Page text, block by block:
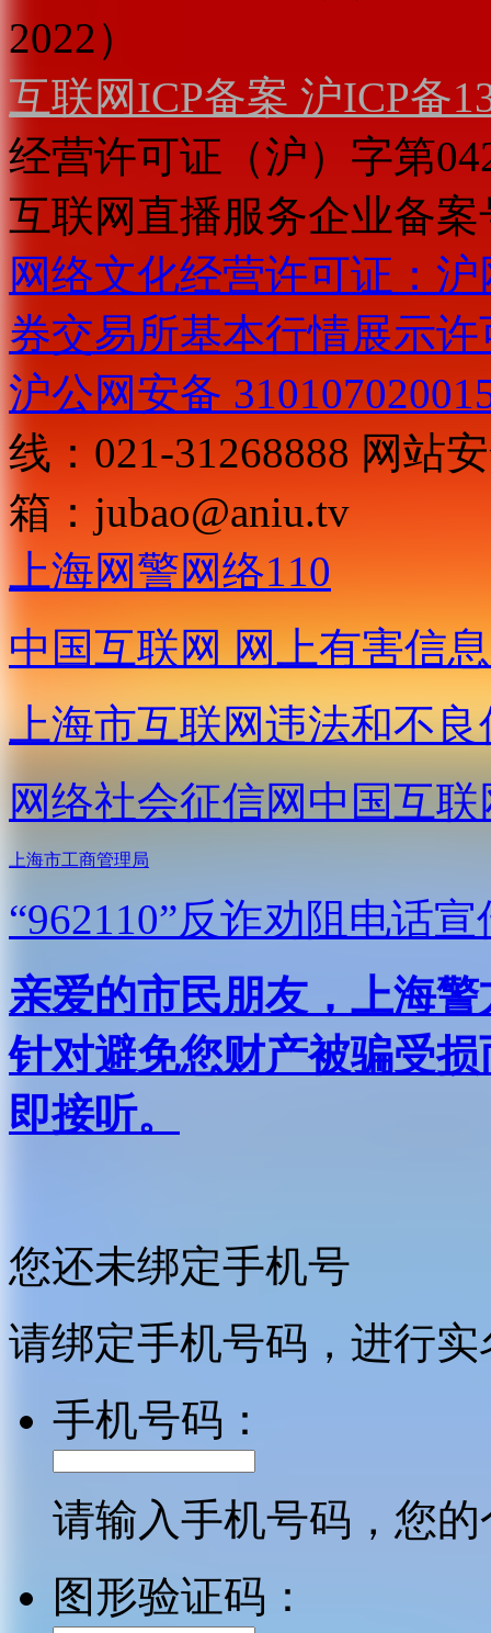
2022）
互联网ICP备案 沪ICP备
经营许可证（沪）字第
互联网直播服务企业备案
网络文化经营许可证：
券交易所基本行情展示许
沪公网安备
线：021-31268888 网站
箱： jubao@aniu.tv
上海网警网络110
中国互联网 网上有害信
上海市互联网违法和不
网络社会征信网 中国互
上海市工商管理局
“962110”反诈劝阻电话宣
亲爱的市民朋友，上海
针对避免您财产被骗受
即接听。
您还未绑定手机号
请绑定手机号码，进行
手机号码：
请输入手机号码，您
图形验证码：